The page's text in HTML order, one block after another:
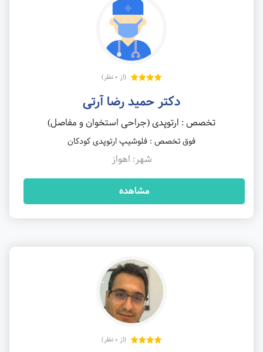
(از 0 نظر)
دکتر حمید رضا آرتی
تخصص : ارتوپدی (جراحی استخوان و مفاصل)
فوق تخصص : فلوشیپ ارتوپدی کودکان
شهر: اهواز
مشاهده
(از 0 نظر)